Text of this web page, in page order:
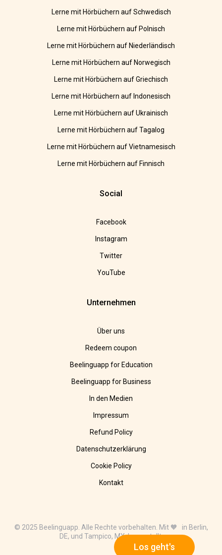
Los geht's
Lerne mit Hörbüchern auf Schwedisch
Lerne mit Hörbüchern auf Polnisch
Lerne mit Hörbüchern auf Niederländisch
Lerne mit Hörbüchern auf Norwegisch
Lerne mit Hörbüchern auf Griechisch
Lerne mit Hörbüchern auf Indonesisch
Lerne mit Hörbüchern auf Ukrainisch
Lerne mit Hörbüchern auf Tagalog
Lerne mit Hörbüchern auf Vietnamesisch
Lerne mit Hörbüchern auf Finnisch
Social
Facebook
Instagram
Twitter
YouTube
Unternehmen
Über uns
Redeem coupon
Beelinguapp for Education
Beelinguapp for Business
In den Medien
Impressum
Refund Policy
Datenschutzerklärung
Cookie Policy
Kontakt
© 2025 Beelinguapp. Alle Rechte vorbehalten. Mit 🧡 in Berlin,
DE, und Tampico, MX, hergestellt.